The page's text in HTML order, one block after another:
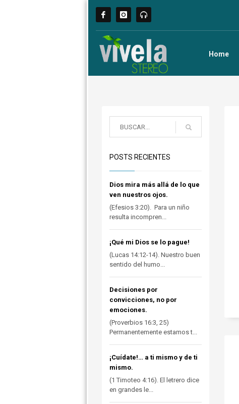
Home
POSTS RECIENTES
Dios mira más allá de lo que
ven nuestros ojos.
(Efesios 3:20). Para un niño
resulta incompren...
¡Qué mi Dios se lo pague!
(Lucas 14:12-14). Nuestro buen
sentido del humo...
Decisiones por
convicciones, no por
emociones.
(Proverbios 16:3, 25)
Permanentemente estamos t...
¡Cuídate!… a ti mismo y de ti
mismo.
(1 Timoteo 4:16). El letrero dice
en grandes le...